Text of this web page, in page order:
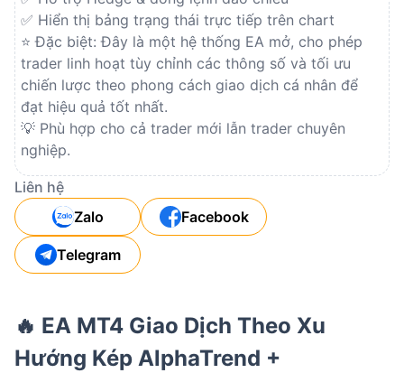
✅ Hiển thị bảng trạng thái trực tiếp trên chart
⭐ Đặc biệt: Đây là một hệ thống EA mở, cho phép
trader linh hoạt tùy chỉnh các thông số và tối ưu
chiến lược theo phong cách giao dịch cá nhân để
đạt hiệu quả tốt nhất.
💡 Phù hợp cho cả trader mới lẫn trader chuyên
nghiệp.
Liên hệ
Zalo
Facebook
Telegram
🔥 EA MT4 Giao Dịch Theo Xu
Hướng Kép AlphaTrend +